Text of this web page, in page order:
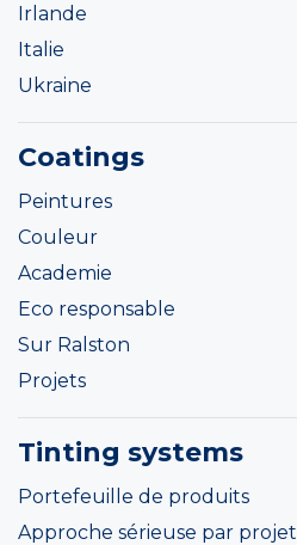
Irlande
Italie
Ukraine
Coatings
Peintures
Couleur
Academie
Eco responsable
Sur Ralston
Projets
Tinting systems
Portefeuille de produits
Approche sérieuse par projet